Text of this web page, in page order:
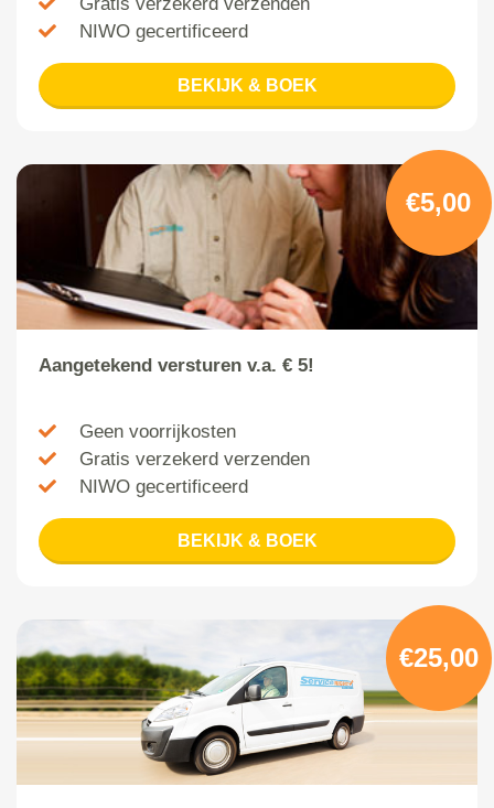
NIWO gecertificeerd
BEKIJK & BOEK
€5,00
Aangetekend versturen v.a. € 5!
Geen voorrijkosten
Gratis verzekerd verzenden
NIWO gecertificeerd
BEKIJK & BOEK
€25,00